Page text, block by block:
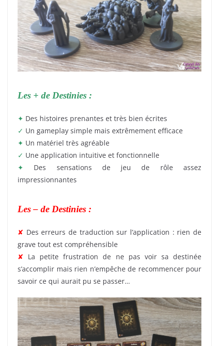
Les + de Destinies :
✦ Des histoires prenantes et très bien écrites
✓ Un gameplay simple mais extrêmement efficace
✦ Un matériel très agréable
✓ Une application intuitive et fonctionnelle
✦ Des sensations de jeu de rôle assez
impressionnantes
Les – de Destinies :
✘ Des erreurs de traduction sur l’application : rien de
grave tout est compréhensible
✘ La petite frustration de ne pas voir sa destinée
s’accomplir mais rien n’empêche de recommencer pour
savoir ce qui aurait pu se passer…